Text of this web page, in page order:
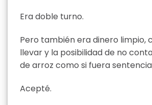
Era doble turno.
Pero también era dinero limpio,
llevar y la posibilidad de no
de arroz como si fuera
Acepté.